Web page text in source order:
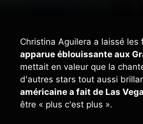
Christina Aguilera a laissé
apparue éblouissante aux
mettait en valeur que la
d'autres stars tout aussi
américaine a fait de Las
être « plus c'est plus ».